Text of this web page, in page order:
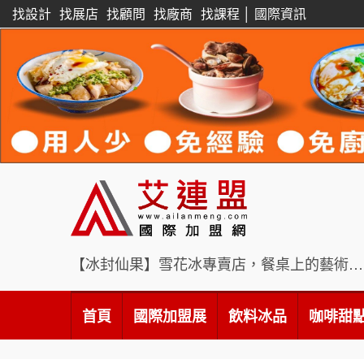
找設計 找展店 找顧問 找廠商 找課程 國際資訊
【冰封仙果】雪花冰專賣店，餐桌上的藝術饗宴
首頁 國際加盟展 飲料冰品 咖啡甜